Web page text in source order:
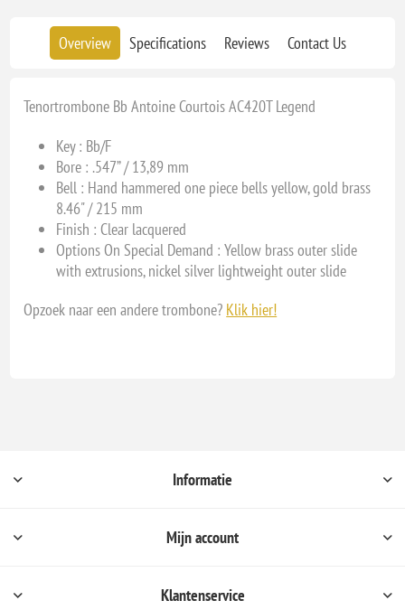
Overview Specifications Reviews Contact Us
Tenortrombone Bb Antoine Courtois AC420T Legend
Key : Bb/F
Bore : .547” / 13,89 mm
Bell : Hand hammered one piece bells yellow, gold brass
8.46" / 215 mm
Finish :Clear lacquered
Options On Special Demand :Yellow brass outer slide
with extrusions, nickel silver lightweight outer slide
Opzoek naar een andere trombone? Klik hier!
Informatie
Mijn account
Klantenservice